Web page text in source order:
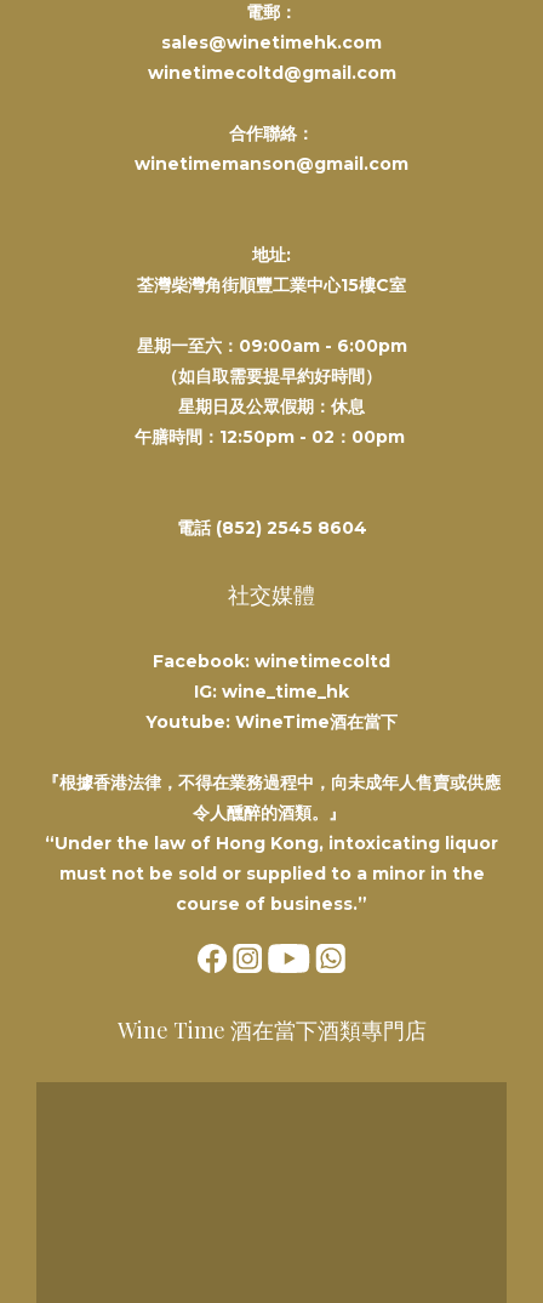
電郵：
sales@winetimehk.com
winetimecoltd@gmail.com
合作聯絡：
winetimemanson@gmail.com
地址:
荃灣柴灣角街順豐工業中心15樓C室
星期一至六：09:00am - 6:00pm
（如自取需要提早約好時間）
星期日及公眾假期：休息
午膳時間：12:50pm - 02：00pm
電話 (852) 2545 8604
社交媒體
Facebook: winetimecoltd
IG: wine_time_hk
Youtube: WineTime酒在當下
『根據香港法律，不得在業務過程中，向未成年人售賣或供應
令人醺醉的酒類。』
“Under the law of Hong Kong, intoxicating liquor
must not be sold or supplied to a minor in the
course of business.”
Wine Time 酒在當下酒類專門店